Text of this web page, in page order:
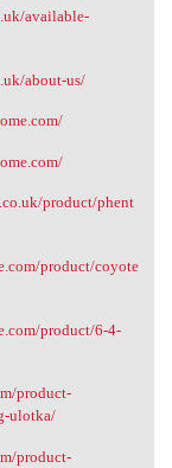
available-
about-us/
product/phent
product/coyote
product/6-4-
product-
ulotka/
product-